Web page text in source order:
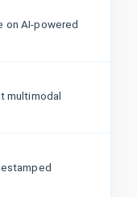
on AI-powered
multimodal